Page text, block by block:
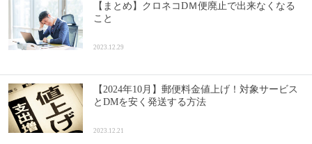
【まとめ】クロネコDＭ便廃止で出来なくなる
こと
2023.12.29
【2024年10月】郵便料金値上げ！対象サービス
とDMを安く発送する方法
2023.12.21